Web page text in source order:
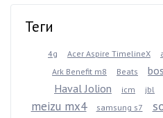
Теги
4g Acer Aspire TimelineX
Ark Benefit m8
Beats
Haval Jolion icm jbl
meizu mx4 samsung s7